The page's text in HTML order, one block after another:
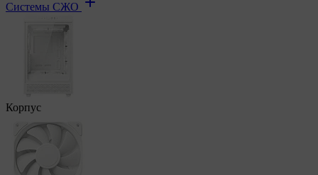
Системы СЖО
Корпус